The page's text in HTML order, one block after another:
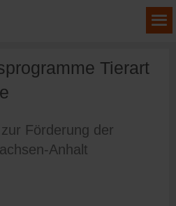
Tierart
Förderung der
Anhalt